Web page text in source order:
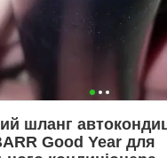
шланг
Good Year для